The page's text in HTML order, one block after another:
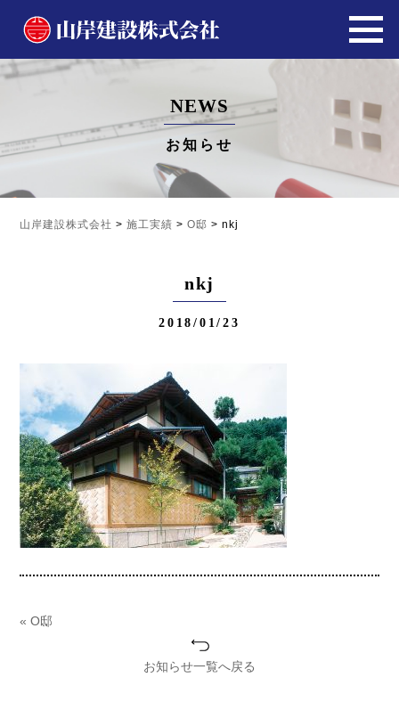
NEWS
お知らせ
山岸建設株式会社 >施工実績 >O邸 >nkj
nkj
2018/01/23
« O邸
お知らせ一覧へ戻る